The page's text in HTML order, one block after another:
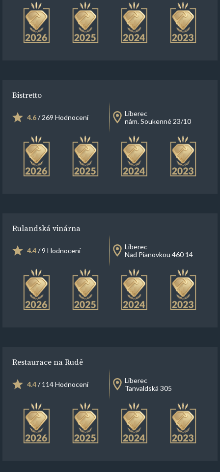
Bistretto
4.6/ 269 Hodnocení
Liberec
nám. Soukenné 23/10
Rulandská vinárna
4.4/ 9 Hodnocení
Liberec
Nad Pianovkou 460 14
Restaurace na Rudě
4.4/ 114 Hodnocení
Liberec
Tanvaldská 305